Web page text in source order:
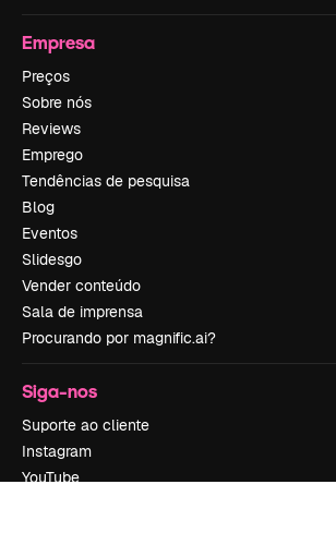
Empresa
Preços
Sobre nós
Reviews
Emprego
Tendências de pesquisa
Blog
Eventos
Slidesgo
Vender conteúdo
Sala de imprensa
Procurando por magnific.ai?
Siga-nos
Suporte ao cliente
Instagram
YouTube